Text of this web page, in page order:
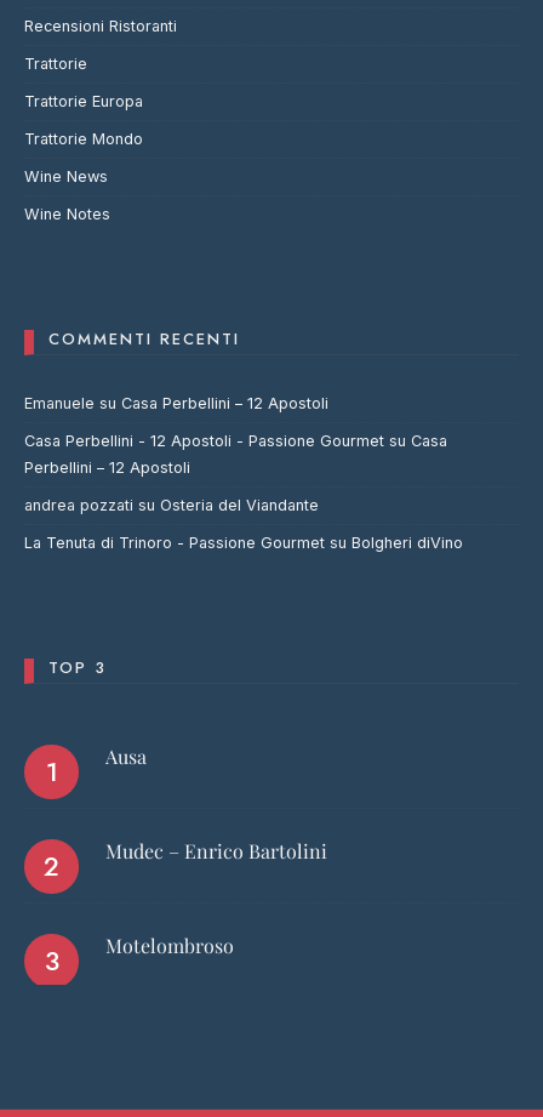
Recensioni Ristoranti
Trattorie
Trattorie Europa
Trattorie Mondo
Wine News
Wine Notes
COMMENTI RECENTI
Emanuele su Casa Perbellini – 12 Apostoli
Casa Perbellini - 12 Apostoli - Passione Gourmet su Casa
Perbellini – 12 Apostoli
andrea pozzati su Osteria del Viandante
La Tenuta di Trinoro - Passione Gourmet su Bolgheri diVino
TOP 3
Ausa
Mudec – Enrico Bartolini
Motelombroso